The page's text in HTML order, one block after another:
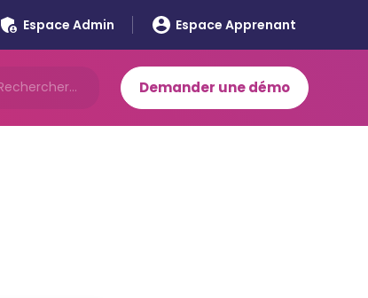
Espace Admin Espace Apprenant
Demander une démo